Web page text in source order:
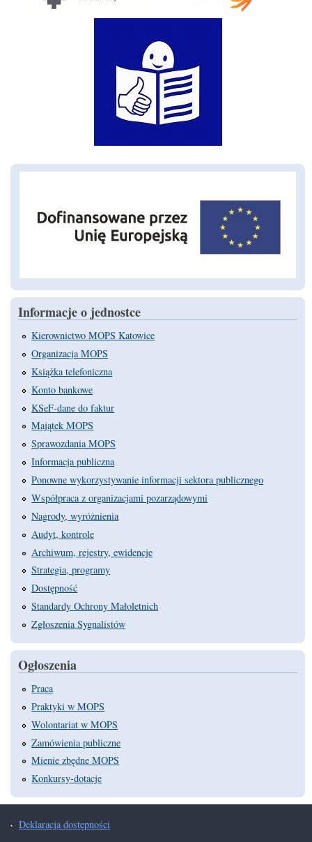
Informacje o jednostce
Kierownictwo MOPS Katowice
Organizacja MOPS
Książka telefoniczna
Konto bankowe
KSeF-dane do faktur
Majątek MOPS
Sprawozdania MOPS
Informacja publiczna
Ponowne wykorzystywanie informacji sektora publicznego
Współpraca z organizacjami pozarządowymi
Nagrody, wyróżnienia
Audyt, kontrole
Archiwum, rejestry, ewidencje
Strategia, programy
Dostępność
Standardy Ochrony Małoletnich
Zgłoszenia Sygnalistów
Ogłoszenia
Praca
Praktyki w MOPS
Wolontariat w MOPS
Zamówienia publiczne
Mienie zbędne MOPS
Konkursy-dotacje
Deklaracja dostępności